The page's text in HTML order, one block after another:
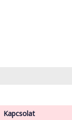
Kapcsolat